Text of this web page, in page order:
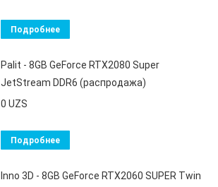
Подробнее
Palit - 8GB GeForce RTX2080 Super
JetStream DDR6 (распродажа)
0 UZS
Подробнее
Inno 3D - 8GB GeForce RTX2060 SUPER Twin